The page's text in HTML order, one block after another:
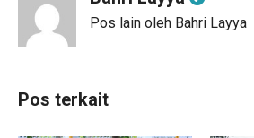
Pos lain oleh Bahri Layya
Pos terkait